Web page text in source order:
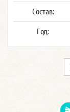
Состав:
Год: